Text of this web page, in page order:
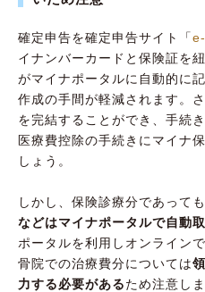
確定申告を確定申告サイト「
イナンバーカードと保険証を
がマイナポータルに自動的に
作成の手間が軽減されます。
を完結することができ、手続
医療費控除の手続きにマイナ
しょう。
しかし、保険診療分であっても
などはマイナポータルで自動
ポータルを利用しオンライン
骨院での治療費分については
力する必要があるため注意し